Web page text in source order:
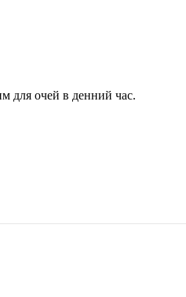
для очей в денний час.